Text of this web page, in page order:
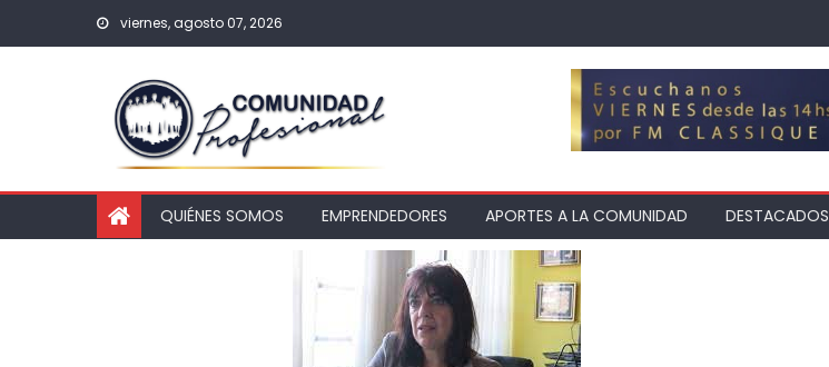
viernes, agosto 07, 2026
QUIÉNES SOMOS EMPRENDEDORES APORTES A LA COMUNIDAD DESTACADOS